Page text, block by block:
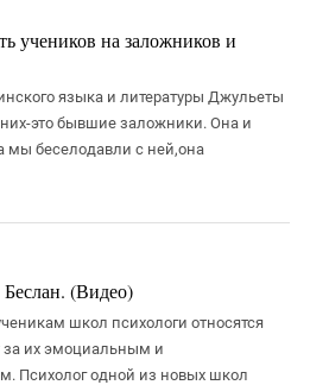
учеников на заложников и
языка и литературы Джульеты
них-это бывшие заложники. Она и
мы беселодавли с ней,она
(Видео)
школ психологи относятся
за их эмоциальным и
Психолог одной из новых школ